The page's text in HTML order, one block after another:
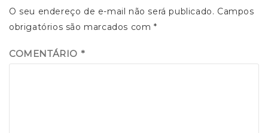
O seu endereço de e-mail não será publicado. Campos
obrigatórios são marcados com*
COMENTÁRIO *